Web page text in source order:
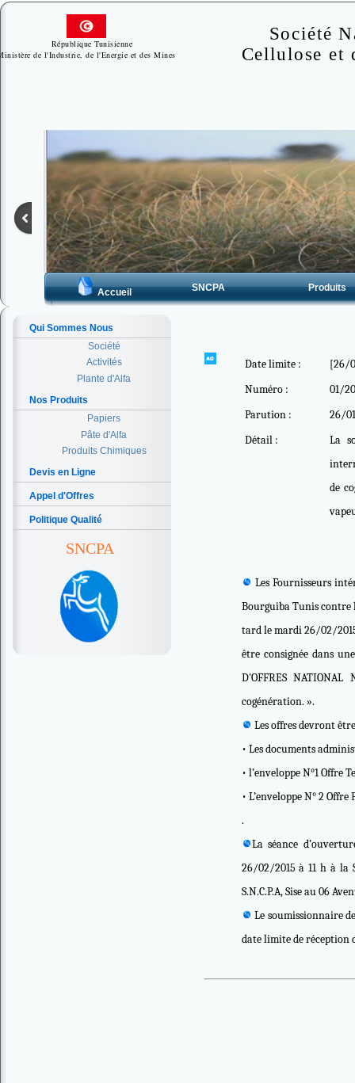
République Tunisienne
de l'Industrie, de l'Energie et des Mines
Société
Cellulose et
Accueil SNCPA Produits
Qui Sommes Nous
Société
Activités
Plante d'Alfa
Nos Produits
Papiers
Pâte d'Alfa
Produits Chimiques
Devis en Ligne
Appel d'Offres
Politique Qualité
SNCPA
Date limite :
[26/
Numéro :
01/
Parution :
26/
Détail :
La
de
Les Fournisseurs
Bourguiba Tunis contre
tard le mardi 26/02/
être consignée dans
D'OFFRES
cogénération. ».
Les offres devront
• Les documents
• l’enveloppe N°1 Offre
• L’enveloppe N° 2
.
La séance
26/02/2015 à 11 h à la
S.N.C.P.A, Sise au 06
Le soumissionnaire
date limite de réception